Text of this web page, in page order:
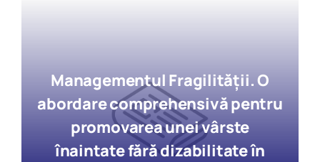
Managementul Fragilităţii. O
abordare comprehensivă pentru
promovarea unei vârste
înaintate fără dizabilitate în